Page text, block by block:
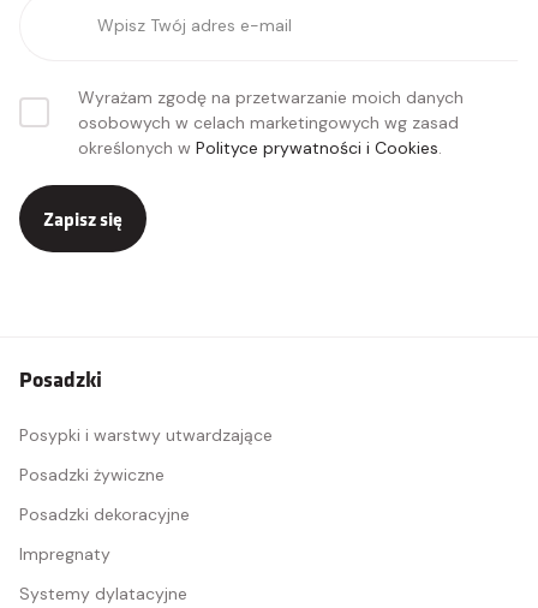
Wyrażam zgodę na przetwarzanie moich danych
osobowych w celach marketingowych wg zasad
określonych w Polityce prywatności i Cookies.
Zapisz się
Posadzki
Posypki i warstwy utwardzające
Posadzki żywiczne
Posadzki dekoracyjne
Impregnaty
Systemy dylatacyjne